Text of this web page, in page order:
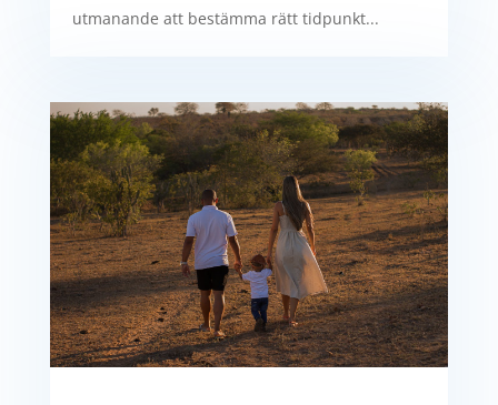
utmanande att bestämma rätt tidpunkt...